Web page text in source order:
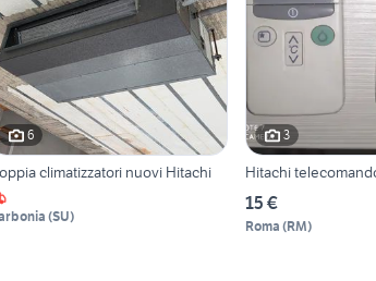
6
climatizzatori nuovi Hitachi
(SU)
3
Hitachi
15 €
Roma (RM)